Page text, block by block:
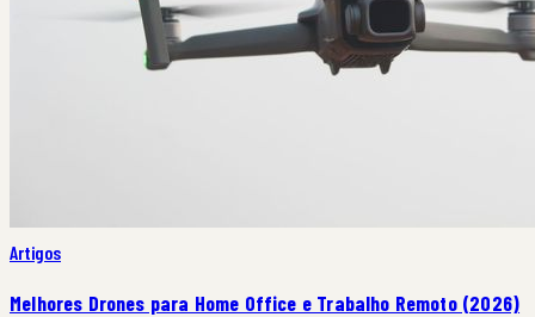
Artigos
Melhores Drones para Home Office e Trabalho Remoto (2026)